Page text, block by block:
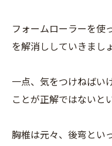
フォームローラーを使
を解消ししていきましょ
一点、気をつけねばい
ことが正解ではないと
胸椎は元々、後弯とい